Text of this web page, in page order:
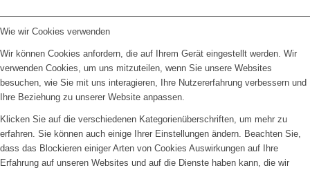
Wie wir Cookies verwenden
Wir können Cookies anfordern, die auf Ihrem Gerät eingestellt werden. Wir
verwenden Cookies, um uns mitzuteilen, wenn Sie unsere Websites
besuchen, wie Sie mit uns interagieren, Ihre Nutzererfahrung verbessern und
Ihre Beziehung zu unserer Website anpassen.
Klicken Sie auf die verschiedenen Kategorienüberschriften, um mehr zu
erfahren. Sie können auch einige Ihrer Einstellungen ändern. Beachten Sie,
dass das Blockieren einiger Arten von Cookies Auswirkungen auf Ihre
Erfahrung auf unseren Websites und auf die Dienste haben kann, die wir